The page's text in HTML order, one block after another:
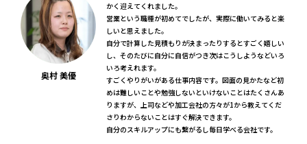
奥村 美優
かく迎えてくれました。
営業という職種が初めてでしたが、実際に働いてみると楽
しいと思えました。
自分で計算した見積もりが決まったりするとすごく嬉しい
し、そのたびに自分に自信がつき次はこうしようなどいろ
いろ考えれます。
すごくやりがいがある仕事内容です。図面の見かたなど初
めは難しいことや勉強しないといけないことはたくさんあ
りますが、上司などや加工会社の方々が1から教えてくだ
さりわからないことはすぐ解決できます。
自分のスキルアップにも繋がるし毎日学べる会社です。